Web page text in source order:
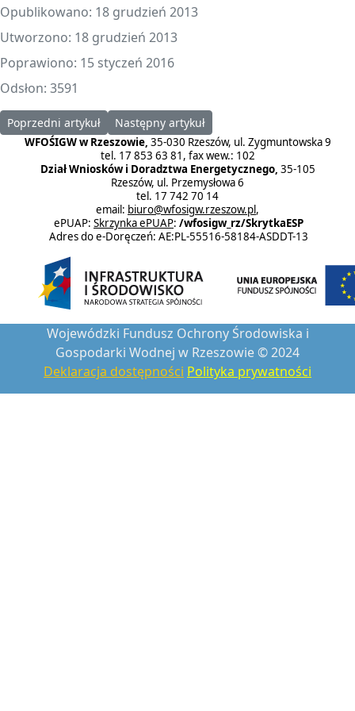
Opublikowano: 18 grudzień 2013
Utworzono: 18 grudzień 2013
Poprawiono: 15 styczeń 2016
Odsłon: 3591
Poprzedni artykuł: Edukacja ekologiczna 2016 i 2017
Poprzedni artykuł Następny artykuł: Edukacja ekologiczna 2013
Następny artykuł
WFOŚIGW w Rzeszowie, 35-030 Rzeszów, ul. Zygmuntowska 9
tel. 17 853 63 81, fax wew.: 102
Dział Wniosków i Doradztwa Energetycznego, 35-105
Rzeszów, ul. Przemysłowa 6
tel. 17 742 70 14
email: biuro@wfosigw.rzeszow.pl,
ePUAP: Skrzynka ePUAP: /wfosigw_rz/SkrytkaESP
Adres do e-Doręczeń: AE:PL-55516-58184-ASDDT-13
Wojewódzki Fundusz Ochrony Środowiska i
Gospodarki Wodnej w Rzeszowie © 2024
Deklaracja dostępności Polityka prywatności